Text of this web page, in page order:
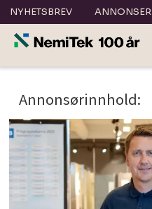
NYHETSBREV ANNONSER
Tag:
rørlegger
Annonsørinnhold: